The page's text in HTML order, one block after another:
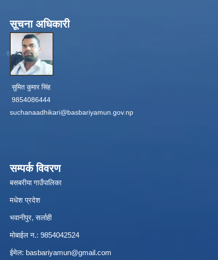
सूचना अधिकारी
सुमित कुमार सिंह
9854086444
suchanaadhikari@basbariyamun.gov.np
सम्पर्क विवरण
बसबरीया गाउँपालिका
मधेश प्रदेश
भवानीपुर, सर्लाही
मोबाईल न.: 9854042524
ईमेल: basbariyamun@gmail.com